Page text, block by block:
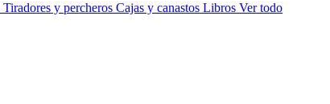
Tiradores y percheros Cajas y canastos Libros Ver todo